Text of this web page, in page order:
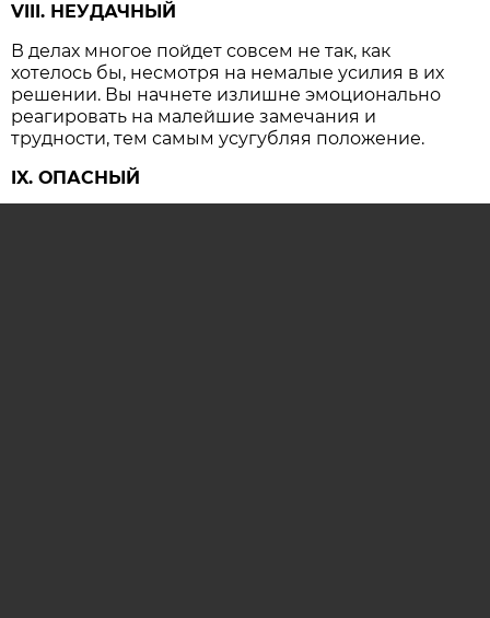
VIII. НЕУДАЧНЫЙ
В делах многое пойдет совсем не так, как
хотелось бы, несмотря на немалые усилия в их
решении. Вы начнете излишне эмоционально
реагировать на малейшие замечания и
трудности, тем самым усугубляя положение.
IX. ОПАСНЫЙ